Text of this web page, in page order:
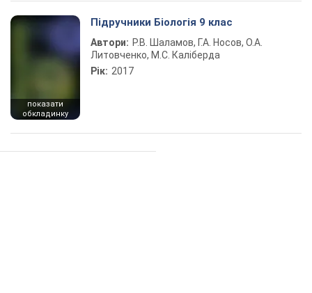
показати
обкладинку
Підручники Біологія 9 клас
Автори: Р.В. Шаламов, Г.А. Носов, О.А.
Литовченко, М.С. Каліберда
Рік: 2017